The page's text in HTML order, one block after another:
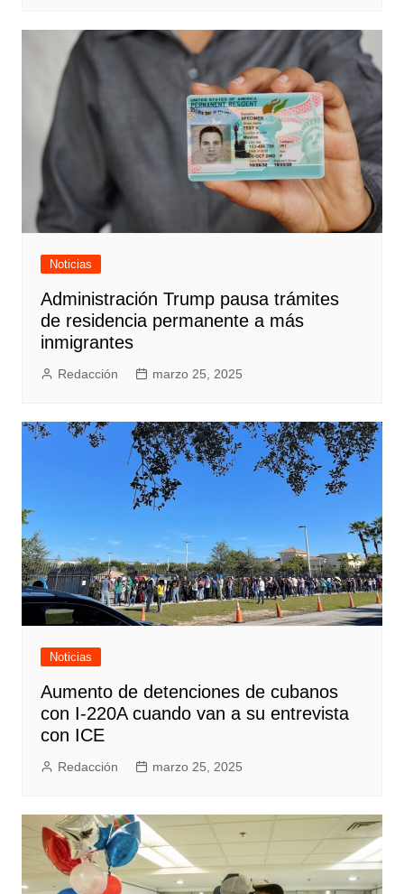
Noticias
Administración Trump pausa trámites
de residencia permanente a más
inmigrantes
Redacción marzo 25, 2025
Noticias
Aumento de detenciones de cubanos
con I-220A cuando van a su entrevista
con ICE
Redacción marzo 25, 2025